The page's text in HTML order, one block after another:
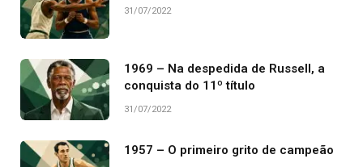
31/07/2022
1969 – Na despedida de Russell, a
conquista do 11º título
31/07/2022
1957 – O primeiro grito de campeão